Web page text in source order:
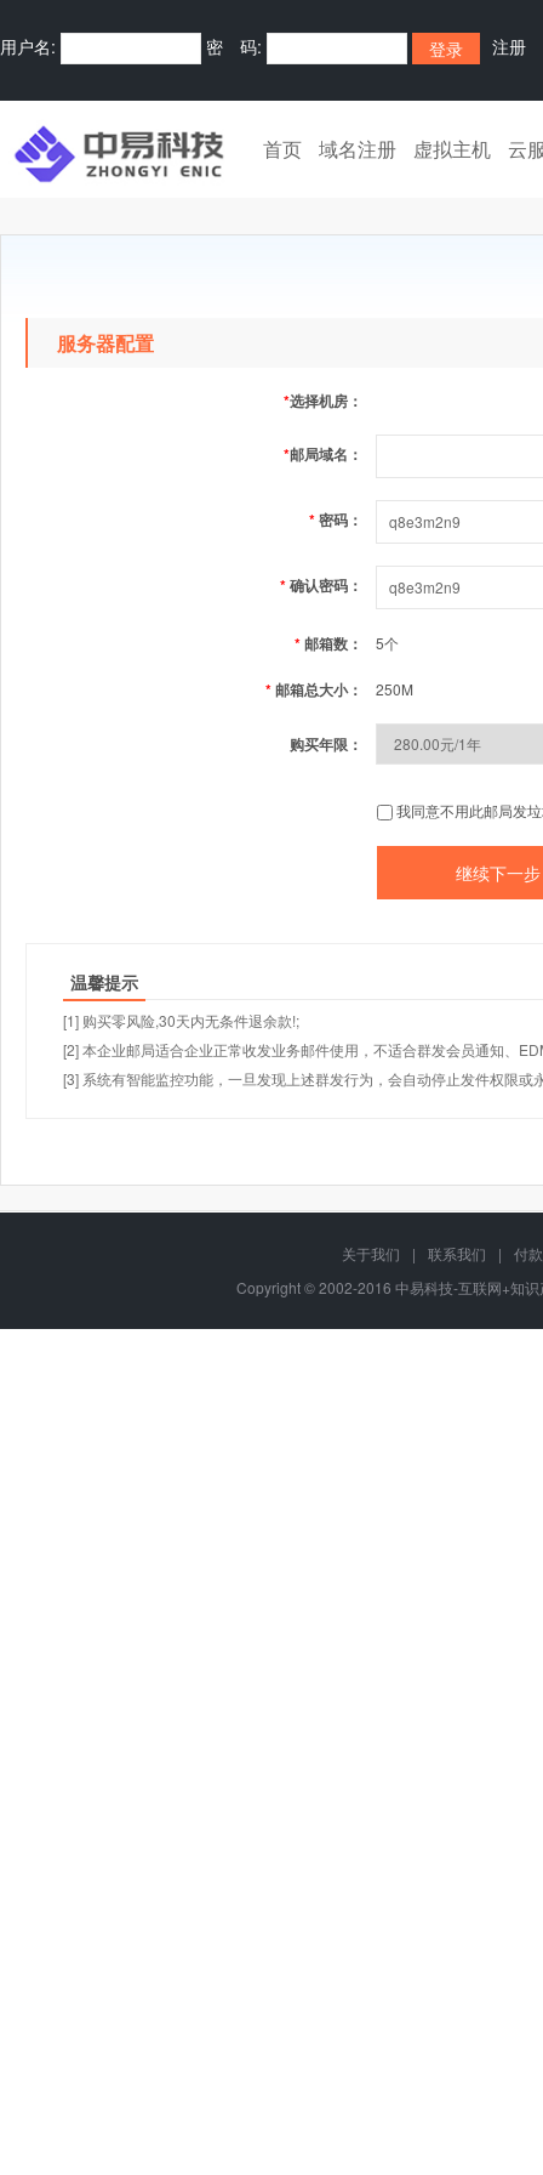
用户名: 密 码: 注册
首页 域名注册 虚拟主机 云
服务器配置
*选择机房：
*邮局域名：
*密码：
*确认密码：
*邮箱数： 5个
*邮箱总大小： 250M
购买年限：
我同意不用此邮局发
温馨提示
[1] 购买零风险,30天内无条件退余款!;
[2] 本企业邮局适合企业正常收发业务邮件使用，不适合群发会员通知、
[3] 系统有智能监控功能，一旦发现上述群发行为，会自动停止发件权限或
关于我们 | 联系我们 |
付
Copyright © 2002-2016 中易科技-互联网+知